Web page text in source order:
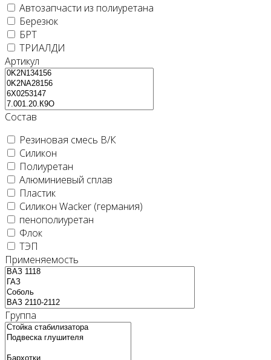
Автозапчасти из полиуретана
Березюк
БРТ
ТРИАЛДИ
Артикул
Состав
Резиновая смесь В/К
Силикон
Полиуретан
Алюминиевый сплав
Пластик
Силикон Wacker (германия)
пенополиуретан
Флок
ТЭП
Применяемость
Группа